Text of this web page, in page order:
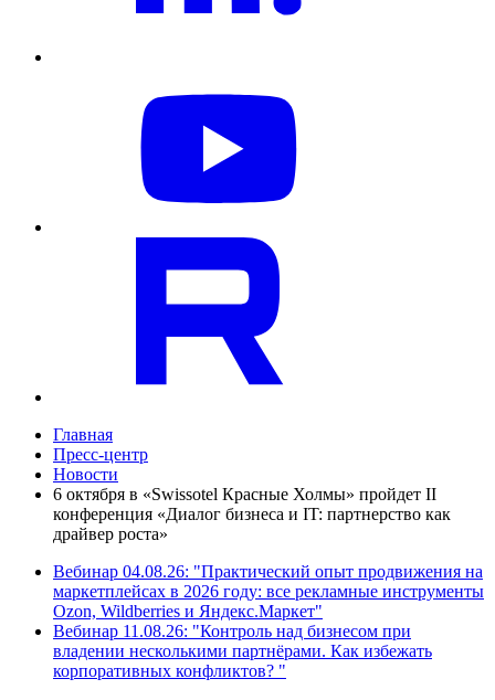
Главная
Пресс-центр
Новости
6 октября в «Swissotel Красные Холмы» пройдет II
конференция «Диалог бизнеса и IT: партнерство как
драйвер роста»
Вебинар 04.08.26: "Практический опыт продвижения на
маркетплейсах в 2026 году: все рекламные инструменты
Ozon, Wildberries и Яндекс.Маркет"
Вебинар 11.08.26: "Контроль над бизнесом при
владении несколькими партнёрами. Как избежать
корпоративных конфликтов? "